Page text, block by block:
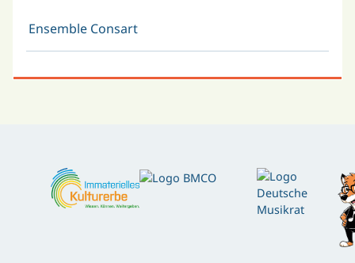
Ensemble Consart